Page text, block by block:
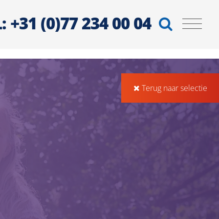
+31 (0)77 234 00 04
Terug naar selectie